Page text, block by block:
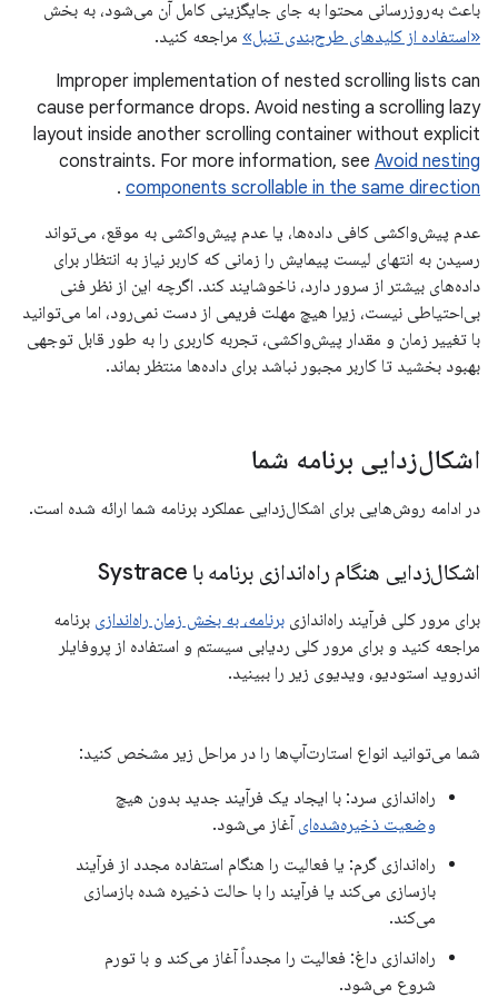
باعث به‌روزرسانی محتوا به جای جایگزینی کامل آن می‌شود، به بخش
«استفاده از کلیدهای طرح‌بندی تنبل» مراجعه کنید.
Improper implementation of nested scrolling lists can
cause performance drops. Avoid nesting a scrolling lazy
layout inside another scrolling container without explicit
constraints. For more information, see Avoid nesting
components scrollable in the same direction
.
عدم پیش‌واکشی کافی داده‌ها، یا عدم پیش‌واکشی به موقع، می‌تواند
رسیدن به انتهای لیست پیمایش را زمانی که کاربر نیاز به انتظار برای
داده‌های بیشتر از سرور دارد، ناخوشایند کند. اگرچه این از نظر فنی
بی‌احتیاطی نیست، زیرا هیچ مهلت فریمی از دست نمی‌رود، اما می‌توانید
با تغییر زمان و مقدار پیش‌واکشی، تجربه کاربری را به طور قابل توجهی
بهبود بخشید تا کاربر مجبور نباشد برای داده‌ها منتظر بماند.
اشکال‌زدایی برنامه شما
در ادامه روش‌هایی برای اشکال‌زدایی عملکرد برنامه شما ارائه شده است.
اشکال‌زدایی هنگام راه‌اندازی برنامه با Systrace
برای مرور کلی فرآیند راه‌اندازی برنامه، به بخش زمان راه‌اندازی برنامه
مراجعه کنید و برای مرور کلی ردیابی سیستم و استفاده از پروفایلر
اندروید استودیو، ویدیوی زیر را ببینید.
شما می‌توانید انواع استارت‌آپ‌ها را در مراحل زیر مشخص کنید:
راه‌اندازی سرد: با ایجاد یک فرآیند جدید بدون هیچ
وضعیت ذخیره‌شده‌ای آغاز می‌شود.
راه‌اندازی گرم: یا فعالیت را هنگام استفاده مجدد از فرآیند
بازسازی می‌کند یا فرآیند را با حالت ذخیره شده بازسازی
می‌کند.
راه‌اندازی داغ: فعالیت را مجدداً آغاز می‌کند و با تورم
شروع می‌شود.